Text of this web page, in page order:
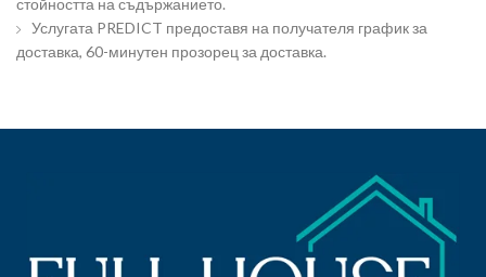
Услугата PREDICT предоставя на получателя график за
доставка, 60-минутен прозорец за доставка.